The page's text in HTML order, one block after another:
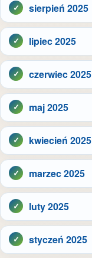
sierpień 2025
lipiec 2025
czerwiec 2025
maj 2025
kwiecień 2025
marzec 2025
luty 2025
styczeń 2025